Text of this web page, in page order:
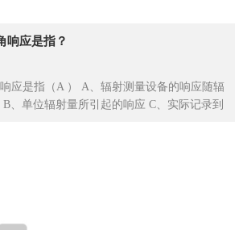
响应是指？
应是指（A ） A、辐射测量设备的响应随辐
、单位辐射量所引起的响应 C、实际记录到